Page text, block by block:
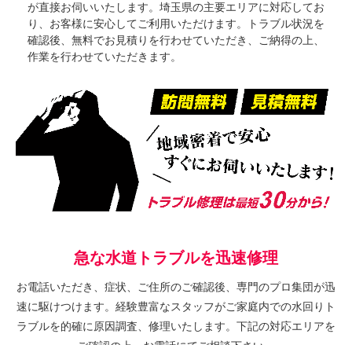
が直接お伺いいたします。埼玉県の主要エリアに対応してお
り、お客様に安心してご利用いただけます。トラブル状況を
確認後、無料でお見積りを行わせていただき、ご納得の上、
作業を行わせていただきます。
急な水道トラブルを迅速修理
お電話いただき、症状、ご住所のご確認後、専門のプロ集団が迅
速に駆けつけます。経験豊富なスタッフがご家庭内での水回りト
ラブルを的確に原因調査、修理いたします。下記の対応エリアを